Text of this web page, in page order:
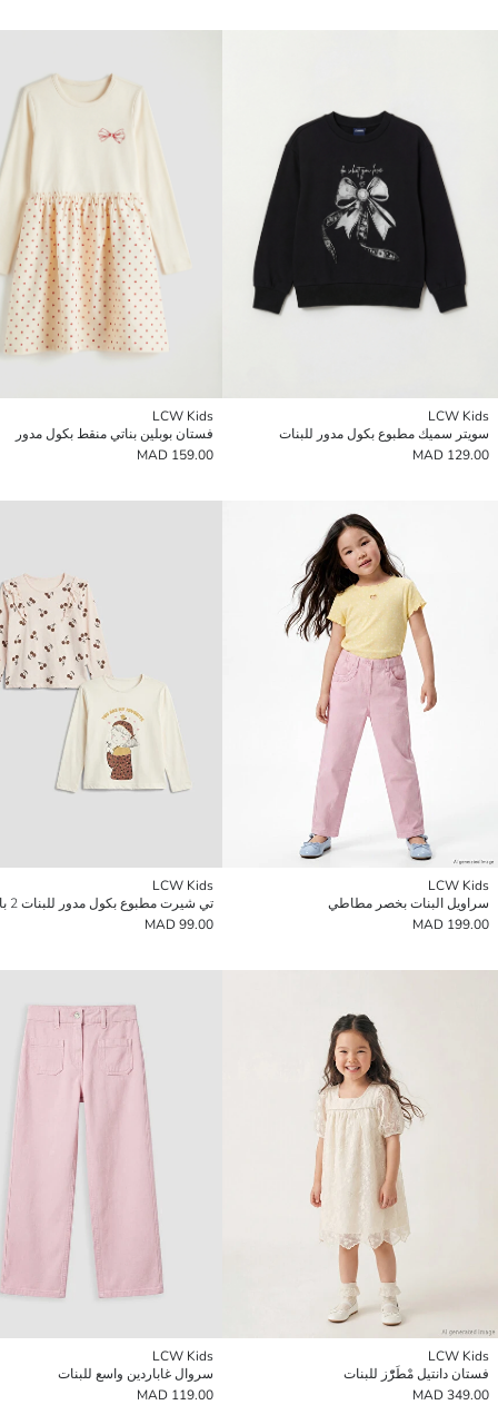
LCW Kids
سويتر سميك مطبوع بكول مدور للبنات
129.00 MAD
LCW Kids
فستان بوبلين بناتي منقط بكول مدور
159.00 MAD
LCW Kids
سراويل البنات بخصر مطاطي
199.00 MAD
LCW Kids
تي شيرت مطبوع بكول مدور للبنات 2 باك
99.00 MAD
LCW Kids
فستان دانتيل مْطَرّْز للبنات
349.00 MAD
LCW Kids
سروال غاباردين واسع للبنات
119.00 MAD